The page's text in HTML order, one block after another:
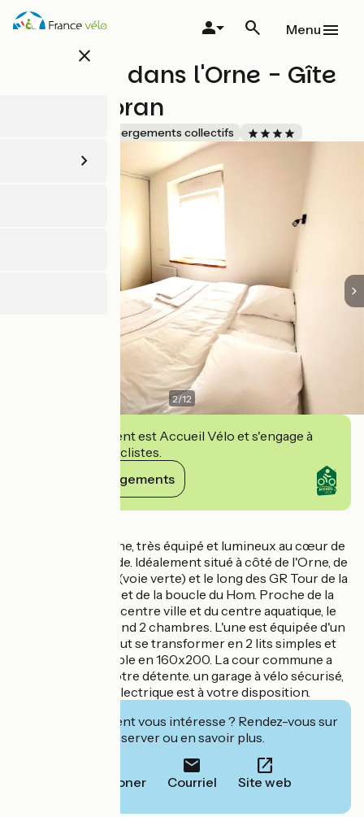
Aller
au
close
Menu
Les pieds dans l'Orne - Gîte
Le Cormoran
Hébergements collectifs
2/12
Cet établissement est Accueil Vélo et s'engage à
accueillir des cyclistes.
Voir ses engagements
Logement moderne, très équipé et lumineux au cœur de
la Suisse Normande. Idéalement situé à côté de l'Orne, de
la Vélo Francette (voie verte) et le long des GR Tour de la
Suisse Normande et de la boucle du Hom. Proche de la
base nautique , du centre ville et du centre aquatique, le
logement comprend 2 chambres. L'une est équipée d'un
lit King Size qui peut se transformer en 2 lits simples et
l'autre d'un lit double en 160x200. La cour commune a
été conçu pour votre détente. un garage à vélo sécurisé,
équipé de prises électrique est à votre disposition.
Cet établissement vous intéresse ? Rendez-vous sur
leur site pour réserver ou en savoir plus.
Téléphoner Courriel Site web